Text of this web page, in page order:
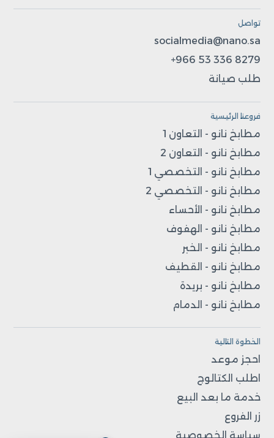
تواصل
socialmedia@nano.sa
+966 53 336 8279
طلب صيانة
فروعنا الرئيسية
مطابخ نانو - التعاون 1
مطابخ نانو - التعاون 2
مطابخ نانو - التخصصي 1
مطابخ نانو - التخصصي 2
مطابخ نانو - الأحساء
مطابخ نانو - الهفوف
مطابخ نانو - الخبر
مطابخ نانو - القطيف
مطابخ نانو - بريدة
مطابخ نانو - الدمام
الخطوة التالية
احجز موعد
اطلب الكتالوج
خدمة ما بعد البيع
زر الفروع
سياسة الخصوصية